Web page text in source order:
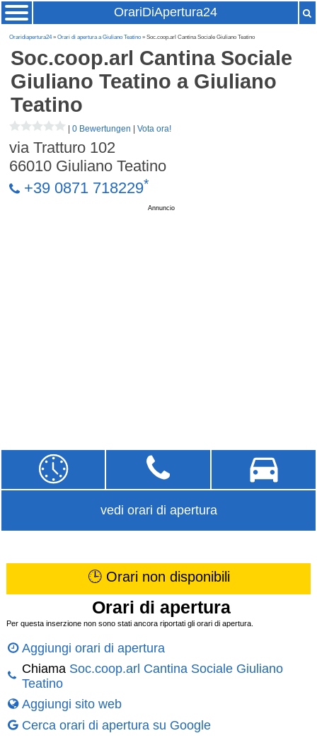
OrariDiApertura24
Oraridiapertura24»Orari di apertura a Giuliano Teatino » Soc.coop.arl Cantina Sociale Giuliano Teatino
Soc.coop.arl Cantina Sociale
Giuliano Teatino a Giuliano
Teatino
|0 Bewertungen |Vota ora!
via Tratturo 102
66010 Giuliano Teatino
+39 0871 718229*
Annuncio
vedi orari di apertura
🕒 Orari non disponibili
Orari di apertura
Per questa inserzione non sono stati ancora riportati gli orari di apertura.
Aggiungi orari di apertura
Chiama Soc.coop.arl Cantina Sociale Giuliano
Teatino
Aggiungi sito web
Cerca orari di apertura su Google